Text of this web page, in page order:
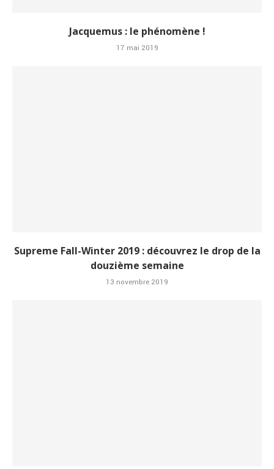
Jacquemus : le phénomène !
17 mai 2019
Supreme Fall-Winter 2019 : découvrez le drop de la
douzième semaine
13 novembre 2019